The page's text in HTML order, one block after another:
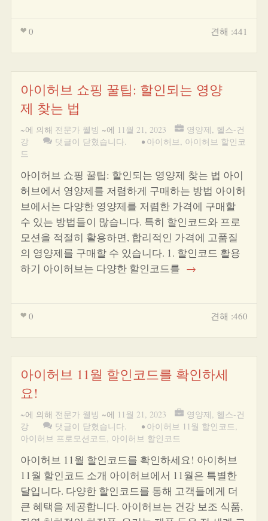
0 견해 :441
아이허브 쇼핑 꿀팁: 할인되는 영양
제 찾는 법
~에 의해 전문가 웰빙 ~에 11월 21, 2023 영양제, 헬스-건
강
댓글이 닫혔습니다. • 아이허브, 아이허브 할인코
드
아이허브 쇼핑 꿀팁: 할인되는 영양제 찾는 법 아이
허브에서 영양제를 저렴하게 구매하는 방법 아이허
브에서는 다양한 영양제를 저렴한 가격에 구매할
수 있는 방법들이 많습니다. 특히 할인코드와 프로
모션을 적절히 활용하면, 합리적인 가격에 고품질
의 영양제를 구매할 수 있습니다. 1. 할인코드 활용
하기 아이허브는 다양한 할인코드를 →
0 견해 :460
아이허브 11월 할인코드를 확인하세
요!
~에 의해 전문가 웰빙 ~에 11월 21, 2023 영양제, 헬스-건
강
댓글이 닫혔습니다. • 아이허브 11월 할인코드,
아이허브 프로모션코드, 아이허브 할인코드
아이허브 11월 할인코드를 확인하세요! 아이허브
11월 할인코드 소개 아이허브에서 11월은 특별한
달입니다. 다양한 할인코드를 통해 고객들에게 더
큰 혜택을 제공합니다. 아이허브는 건강 보조 식품,